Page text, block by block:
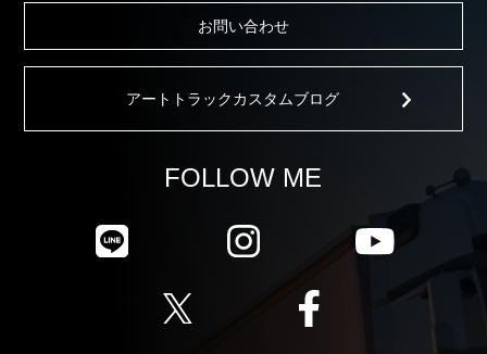
お問い合わせ
アートトラックカスタムブログ
FOLLOW ME